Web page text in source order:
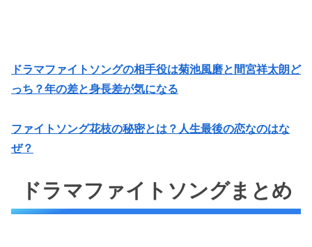
ドラマファイトソングの相手役は菊池風磨と間宮祥太朗ど
っち？年の差と身長差が気になる
ファイトソング花枝の秘密とは？人生最後の恋なのはな
ぜ？
ドラマファイトソングまとめ